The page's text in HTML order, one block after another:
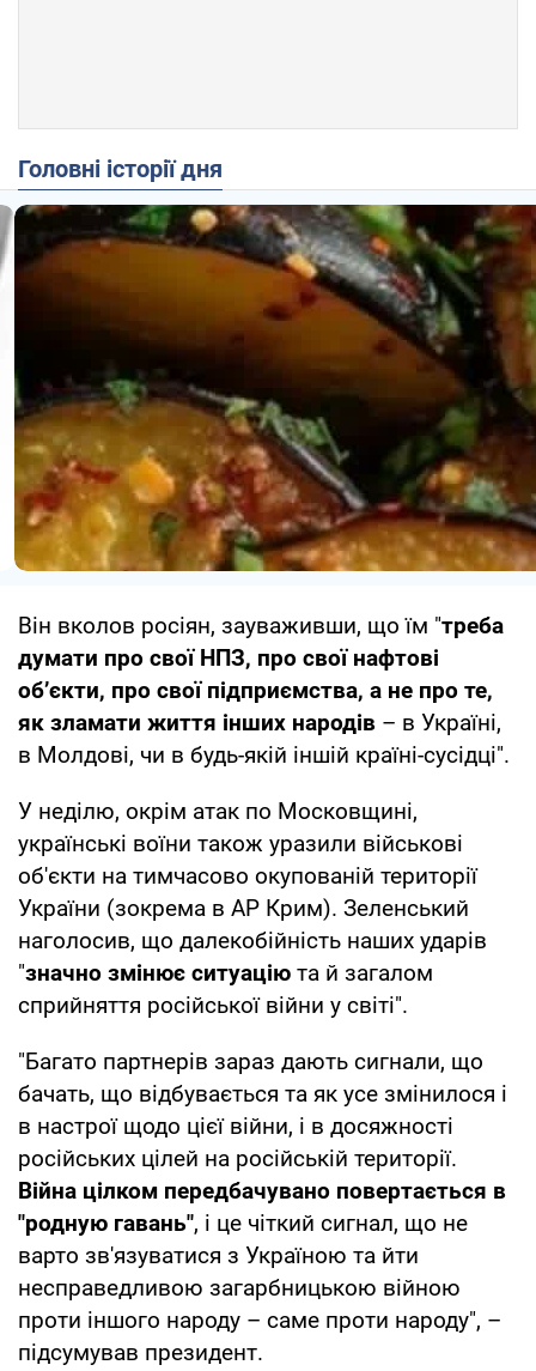
Головні історії дня
Він вколов росіян, зауваживши, що їм "треба
думати про свої НПЗ, про свої нафтові
об’єкти, про свої підприємства, а не про те,
як зламати життя інших народів – в Україні,
в Молдові, чи в будь-якій іншій країні-сусідці".
У неділю, окрім атак по Московщині,
українські воїни також уразили військові
об'єкти на тимчасово окупованій території
України (зокрема в АР Крим). Зеленський
наголосив, що далекобійність наших ударів
"значно змінює ситуацію та й загалом
сприйняття російської війни у світі".
"Багато партнерів зараз дають сигнали, що
бачать, що відбувається та як усе змінилося і
в настрої щодо цієї війни, і в досяжності
російських цілей на російській території.
Війна цілком передбачувано повертається в
"родную гавань", і це чіткий сигнал, що не
варто зв'язуватися з Україною та йти
несправедливою загарбницькою війною
проти іншого народу – саме проти народу", –
підсумував президент.